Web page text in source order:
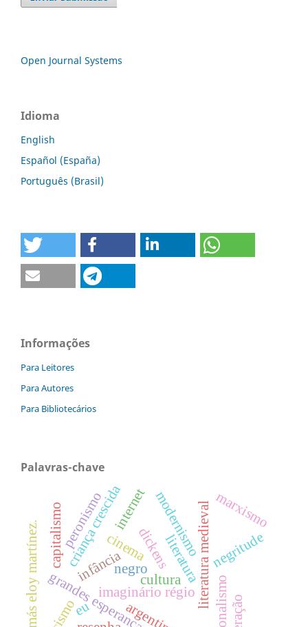
Open Journal Systems
Idioma
English
Español (España)
Português (Brasil)
Informações
Para Leitores
Para Autores
Para Bibliotecários
Palavras-chave
dickens
infância
grandes esperanças
criança crescidacinema
imaginário régioliteratura medieval
peronismo
literatura
tomás eloy martínez. modernismo
cultura
negritude
negro
marxismo
capitalismo
eu
internet